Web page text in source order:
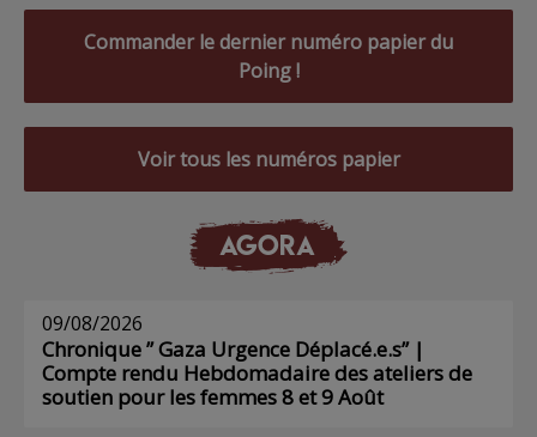
Commander le dernier numéro papier du
Poing !
Voir tous les numéros papier
AGORA
09/08/2026
Chronique ” Gaza Urgence Déplacé.e.s” |
Compte rendu Hebdomadaire des ateliers de
soutien pour les femmes 8 et 9 Août